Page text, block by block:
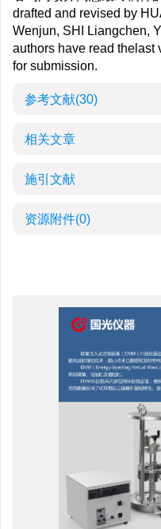
drafted and revised by
Wenjun, SHI Liangchen,
authors have read thelast
for submission.
参考文献(30)
相关文章
施引文献
资源附件(0)